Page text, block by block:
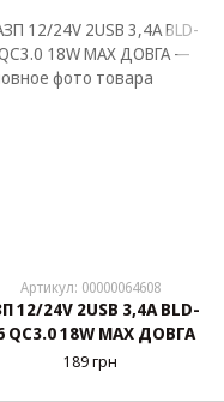
Артикул: 00000064608
12/24V 2USB 3,4А BLD-
QC3.0 18W MAX ДОВГА
189 грн